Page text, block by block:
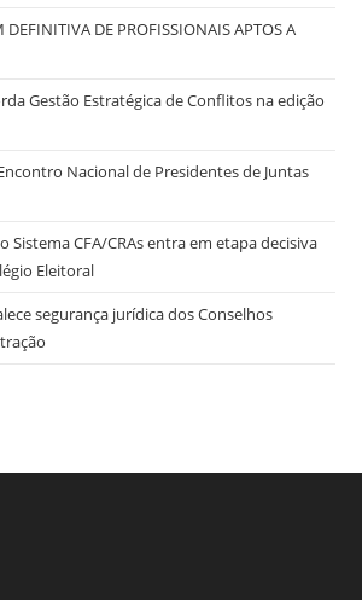
DEFINITIVA DE PROFISSIONAIS APTOS A
Gestão Estratégica de Conflitos na edição
Nacional de Presidentes de Juntas
Sistema CFA/CRAs entra em etapa decisiva
Eleitoral
segurança jurídica dos Conselhos